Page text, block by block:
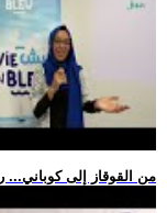
.. من القوقاز إلى